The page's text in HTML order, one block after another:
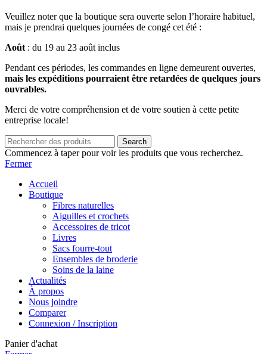
Veuillez noter que la boutique sera ouverte selon l’horaire habituel,
mais je prendrai quelques journées de congé cet été :
Août : du 19 au 23 août inclus
Pendant ces périodes, les commandes en ligne demeurent ouvertes,
mais les expéditions pourraient être retardées de quelques jours
ouvrables.
Merci de votre compréhension et de votre soutien à cette petite
entreprise locale!
Search
Commencez à taper pour voir les produits que vous recherchez.
Fermer
Accueil
Boutique
Fibres naturelles
Aiguilles et crochets
Accessoires de tricot
Livres
Sacs fourre-tout
Ensembles de broderie
Soins de la laine
Actualités
À propos
Nous joindre
Comparer
Connexion / Inscription
Panier d'achat